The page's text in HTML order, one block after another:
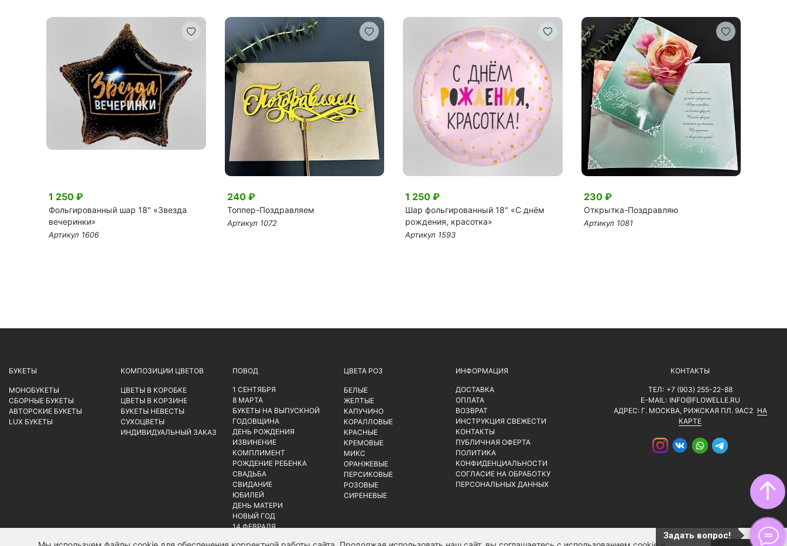
1 250 ₽
Фольгированный шар 18" «Звезда
вечеринки»
Артикул 1606
240 ₽
Топпер-Поздравляем
Артикул 1072
1 250 ₽
Шар фольгированный 18" «С днём
рождения, красотка»
Артикул 1593
230 ₽
Открытка-Поздравляю
Артикул 1081
БУКЕТЫ
МОНОБУКЕТЫ
СБОРНЫЕ БУКЕТЫ
АВТОРСКИЕ БУКЕТЫ
LUX БУКЕТЫ
КОМПОЗИЦИИ ЦВЕТОВ
ЦВЕТЫ В КОРОБКЕ
ЦВЕТЫ В КОРЗИНЕ
БУКЕТЫ НЕВЕСТЫ
СУХОЦВЕТЫ
ИНДИВИДУАЛЬНЫЙ ЗАКАЗ
ПОВОД
1 СЕНТЯБРЯ
8 МАРТА
БУКЕТЫ НА ВЫПУСКНОЙ
ГОДОВЩИНА
ДЕНЬ РОЖДЕНИЯ
ИЗВИНЕНИЕ
КОМПЛИМЕНТ
РОЖДЕНИЕ РЕБЕНКА
СВАДЬБА
СВИДАНИЕ
ЮБИЛЕЙ
ДЕНЬ МАТЕРИ
НОВЫЙ ГОД
14 ФЕВРАЛЯ
ЦВЕТА РОЗ
БЕЛЫЕ
ЖЕЛТЫЕ
КАПУЧИНО
КОРАЛЛОВЫЕ
КРАСНЫЕ
КРЕМОВЫЕ
МИКС
ОРАНЖЕВЫЕ
ПЕРСИКОВЫЕ
РОЗОВЫЕ
СИРЕНЕВЫЕ
ИНФОРМАЦИЯ
ДОСТАВКА
ОПЛАТА
ВОЗВРАТ
ИНСТРУКЦИЯ СВЕЖЕСТИ
КОНТАКТЫ
ПУБЛИЧНАЯ ОФЕРТА
ПОЛИТИКА
КОНФИДЕНЦИАЛЬНОСТИ
СОГЛАСИЕ НА ОБРАБОТКУ
ПЕРСОНАЛЬНЫХ ДАННЫХ
КОНТАКТЫ
ТЕЛ: +7 (903) 255-22-88
E-MAIL: INFO@FLOWELLE.RU
АДРЕС: Г. МОСКВА, РИЖСКАЯ ПЛ. 9АС2 НА
КАРТЕ
↑
Задать вопрос!